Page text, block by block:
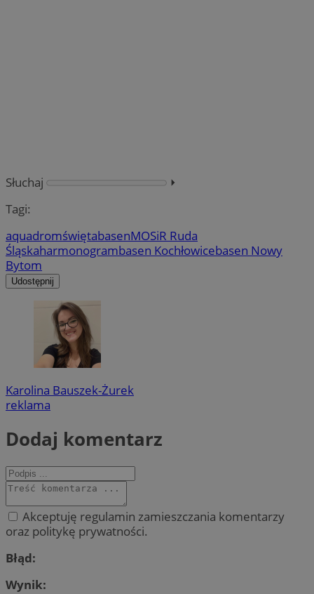
Słuchaj
⏵︎
Tagi:
aquadromświętabasenMOSiR Ruda
Śląskaharmonogrambasen Kochłowicebasen Nowy
Bytom
Udostępnij
Karolina Bauszek-Żurek
reklama
Dodaj komentarz
Akceptuję regulamin zamieszczania komentarzy
oraz politykę prywatności.
Błąd:
Wynik: